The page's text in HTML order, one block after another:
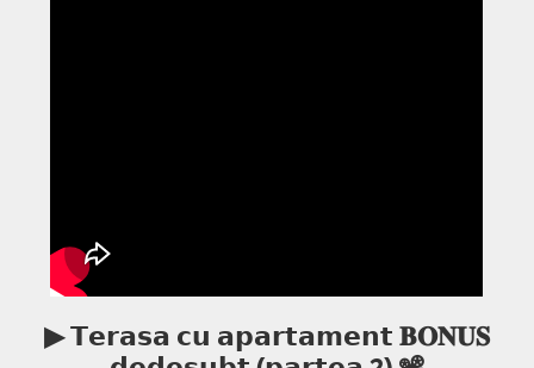
▶ 𝗧𝗲𝗿𝗮𝘀𝗮 𝗰𝘂 𝗮𝗽𝗮𝗿𝘁𝗮𝗺𝗲𝗻𝘁 𝐁𝐎𝐍𝐔𝐒